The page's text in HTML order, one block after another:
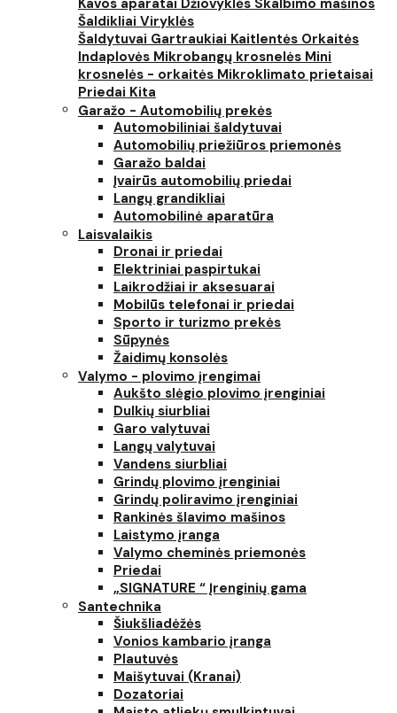
Kavos aparatai Džiovyklės Skalbimo mašinos
Šaldikliai Viryklės
Šaldytuvai Gartraukiai Kaitlentės Orkaitės
Indaplovės Mikrobangų krosnelės Mini
krosnelės - orkaitės Mikroklimato prietaisai
Priedai Kita
Garažo - Automobilių prekės
Automobiliniai šaldytuvai
Automobilių priežiūros priemonės
Garažo baldai
Įvairūs automobilių priedai
Langų grandikliai
Automobilinė aparatūra
Laisvalaikis
Dronai ir priedai
Elektriniai paspirtukai
Laikrodžiai ir aksesuarai
Mobilūs telefonai ir priedai
Sporto ir turizmo prekės
Sūpynės
Žaidimų konsolės
Valymo - plovimo įrengimai
Aukšto slėgio plovimo įrenginiai
Dulkių siurbliai
Garo valytuvai
Langų valytuvai
Vandens siurbliai
Grindų plovimo įrenginiai
Grindų poliravimo įrenginiai
Rankinės šlavimo mašinos
Laistymo įranga
Valymo cheminės priemonės
Priedai
„SIGNATURE “ Įrenginių gama
Santechnika
Šiukšliadėžės
Vonios kambario įranga
Plautuvės
Maišytuvai (Kranai)
Dozatoriai